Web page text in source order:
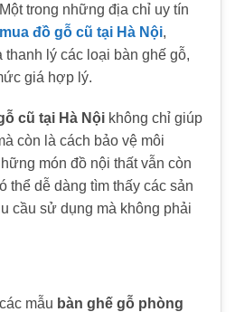
trong những địa chỉ uy tín
đồ gỗ cũ tại Hà Nội,
thanh lý các loại bàn ghế gỗ,
giá hợp lý.
cũ tại Hà Nội không chỉ giúp
còn là cách bảo vệ môi
món đồ nội thất vẫn còn
thể dễ dàng tìm thấy các sản
cầu sử dụng mà không phải
mẫu bàn ghế gỗ phòng